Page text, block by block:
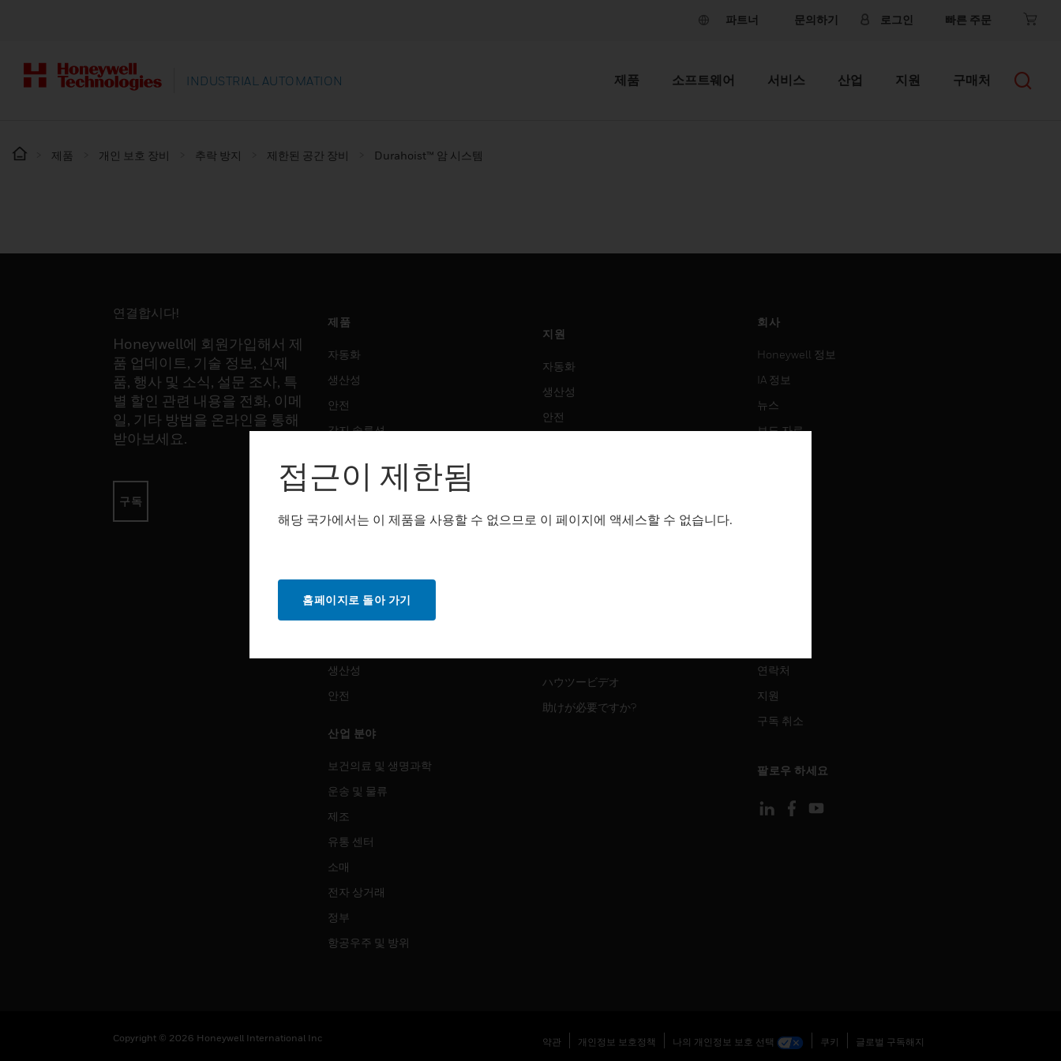
파트너 문의하기 로그인 빠른 주문
INDUSTRIAL AUTOMATION 제품 소프트웨어 서비스 산업 지원 구매처
제품 개인 보호 장비 추락 방지 제한된 공간 장비 Durahoist™ 암 시스템
연결합시다!
Honeywell에 회원가입해서 제
품 업데이트, 기술 정보, 신제
품, 행사 및 소식, 설문 조사, 특
별 할인 관련 내용을 전화, 이메
일, 기타 방법을 온라인을 통해
받아보세요.
구독
제품
자동화
생산성
안전
감지 솔루션
소프트웨어
자동화
생산성
안전
산업 분야
보건의료 및 생명과학
운송 및 물류
제조
유통 센터
소매
전자 상거래
정부
항공우주 및 방위
지원
자동화
생산성
안전
자동화
ハウツービデオ
助けが必要ですか?
회사
Honeywell 정보
IA 정보
뉴스
보도 자료
연락처
지원
구독 취소
팔로우 하세요
Copyright © 2026 Honeywell International Inc 약관 개인정보 보호정책 나의 개인정보 보호 선택 쿠키 글로벌 구독해지
접근이 제한됨
해당 국가에서는 이 제품을 사용할 수 없으므로 이 페이지에 액세스할 수 없습니다.
홈페이지로 돌아 가기